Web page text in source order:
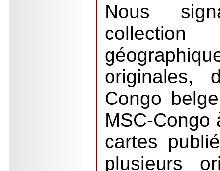
Nous
originales,
Congo
MSC-Congo
cartes
plusieurs